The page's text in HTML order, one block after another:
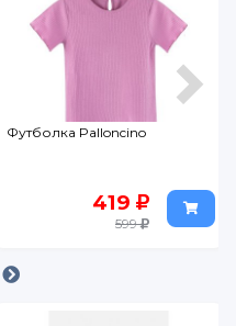
Футболка Palloncino
419
599